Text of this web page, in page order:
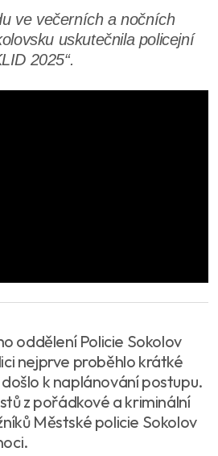
ve večerních a nočních
uskutečnila policejní
2025“.
oddělení Policie Sokolov
nejprve proběhlo krátké
k naplánování postupu.
z pořádkové a kriminální
Městské policie Sokolov